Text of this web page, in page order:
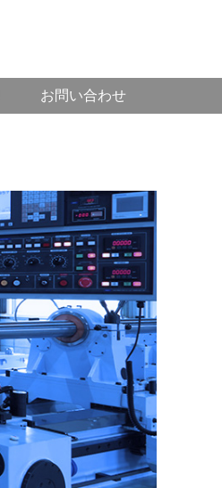
お問い合わせ